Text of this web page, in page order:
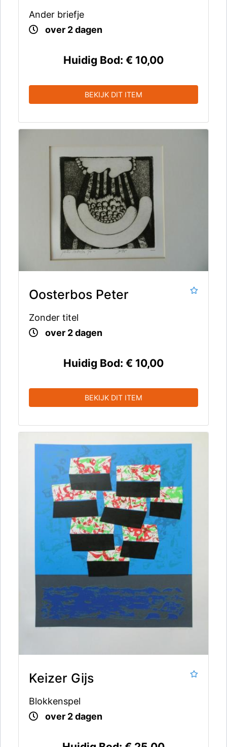
Ander briefje
over 2 dagen
Huidig Bod: € 10,00
BEKIJK DIT ITEM
Oosterbos Peter
Zonder titel
over 2 dagen
Huidig Bod: € 10,00
BEKIJK DIT ITEM
Keizer Gijs
Blokkenspel
over 2 dagen